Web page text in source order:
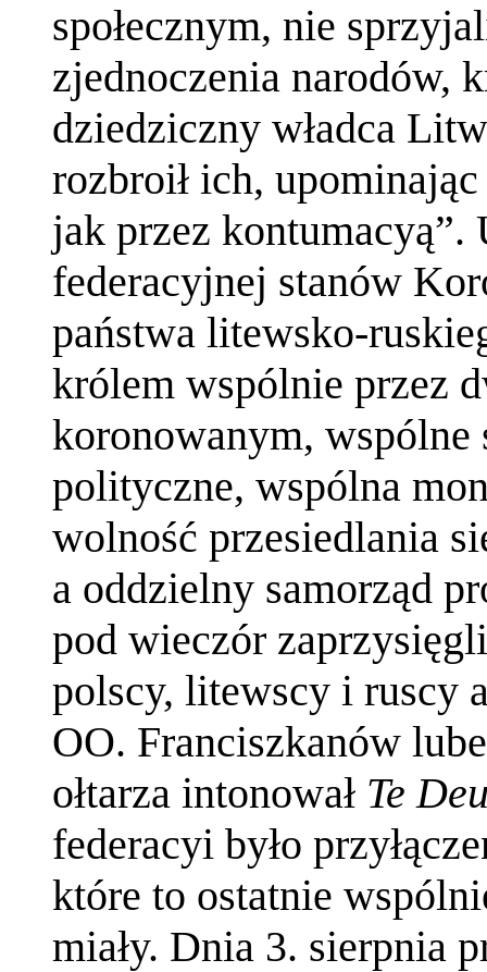
społecznym, nie
zjednoczenia narodów,
dziedziczny władca
rozbroił ich,
jak przez kontumacyą”.
federacyjnej stanów
państwa litewsko-
królem wspólnie przez
koronowanym,
polityczne, wspólna
wolność przesiedlania
a oddzielny samorząd
pod wieczór
polscy, litewscy i ruscy
OO. Franciszkanów
ołtarza intonował Te
federacyi było
które to ostatnie
miały. Dnia 3. sierpnia